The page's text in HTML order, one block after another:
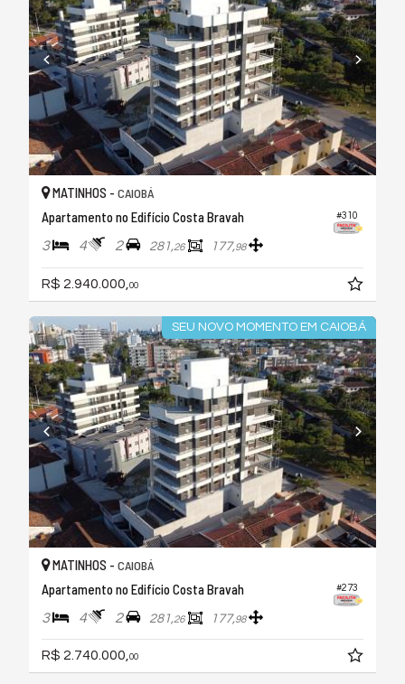
#310
MATINHOS - CAIOBÁ
Apartamento no Edifício Costa Bravah
3 4 2 281,26 177,98
R$ 2.940.000, 00
SEU NOVO MOMENTO EM CAIOBÁ
#273
MATINHOS - CAIOBÁ
Apartamento no Edifício Costa Bravah
3 4 2 281,26 177,98
R$ 2.740.000,00